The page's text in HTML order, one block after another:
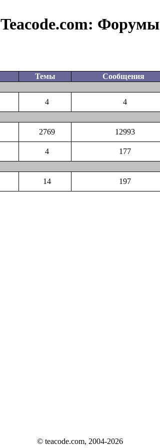
Teacode.com: Форумы
Темы Сообщения
4 4
2769 12993
4 177
14 197
© teacode.com, 2004-2026